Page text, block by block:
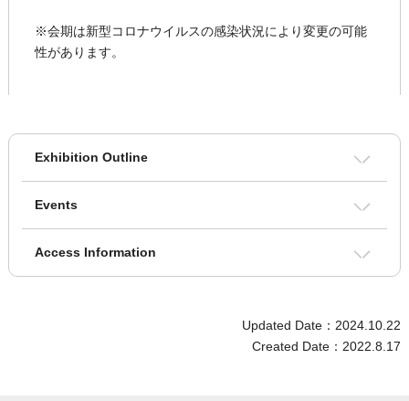
※会期は新型コロナウイルスの感染状況により変更の可能
性があります。
Exhibition Outline
Events
Access Information
Updated Date：2024.10.22
Created Date：2022.8.17